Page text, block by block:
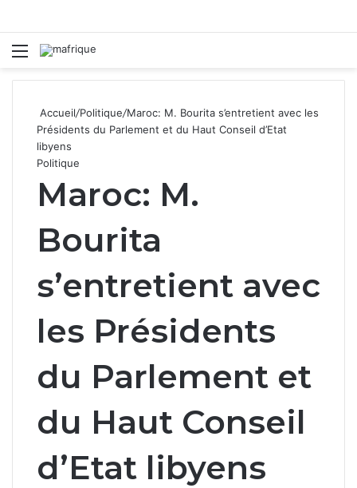
Menu
Accueil/Politique/Maroc: M. Bourita s’entretient avec les
Présidents du Parlement et du Haut Conseil d’Etat
libyens
Politique
Maroc: M.
Bourita
s’entretient avec
les Présidents
du Parlement et
du Haut Conseil
d’Etat libyens